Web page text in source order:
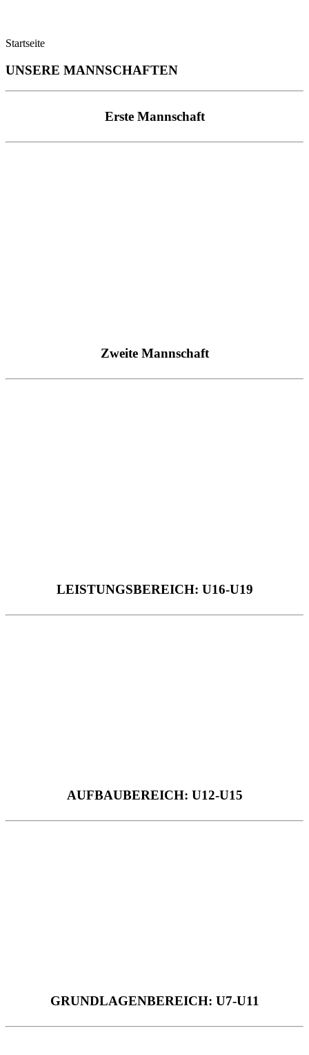
Startseite
UNSERE MANNSCHAFTEN
Erste Mannschaft
Zweite Mannschaft
LEISTUNGSBEREICH: U16-U19
AUFBAUBEREICH: U12-U15
GRUNDLAGENBEREICH: U7-U11